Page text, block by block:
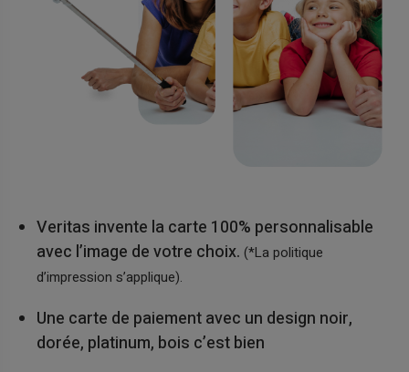
Veritas invente la carte 100% personnalisable
avec l’image de votre choix. (*La politique
d’impression s’applique).
Une carte de paiement avec un design noir,
dorée, platinum, bois c’est bien